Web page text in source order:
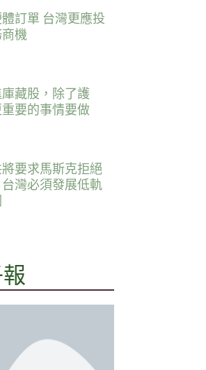
訂單 台灣更應投
機
藏股，除了護
要的事情要做
要求馬斯克拒絕
灣必須發展低軌